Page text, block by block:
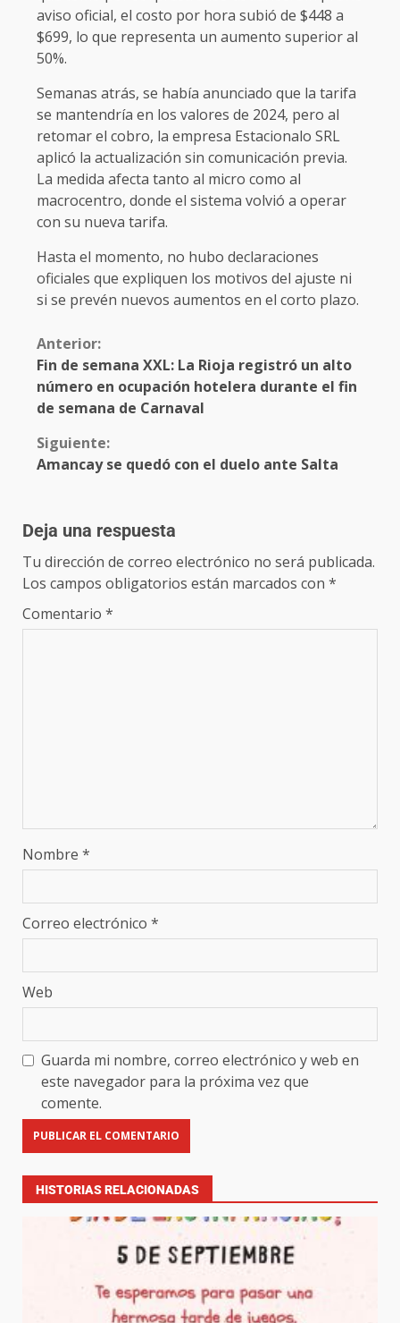
aviso oficial, el costo por hora subió de $448 a
$699, lo que representa un aumento superior al
50%.
Semanas atrás, se había anunciado que la tarifa
se mantendría en los valores de 2024, pero al
retomar el cobro, la empresa Estacionalo SRL
aplicó la actualización sin comunicación previa.
La medida afecta tanto al micro como al
macrocentro, donde el sistema volvió a operar
con su nueva tarifa.
Hasta el momento, no hubo declaraciones
oficiales que expliquen los motivos del ajuste ni
si se prevén nuevos aumentos en el corto plazo.
Anterior:
Fin de semana XXL: La Rioja registró un alto
número en ocupación hotelera durante el fin
de semana de Carnaval
Siguiente:
Amancay se quedó con el duelo ante Salta
Deja una respuesta
Tu dirección de correo electrónico no será publicada.
Los campos obligatorios están marcados con *
Comentario *
Nombre *
Correo electrónico *
Web
Guarda mi nombre, correo electrónico y web en
este navegador para la próxima vez que
comente.
HISTORIAS RELACIONADAS